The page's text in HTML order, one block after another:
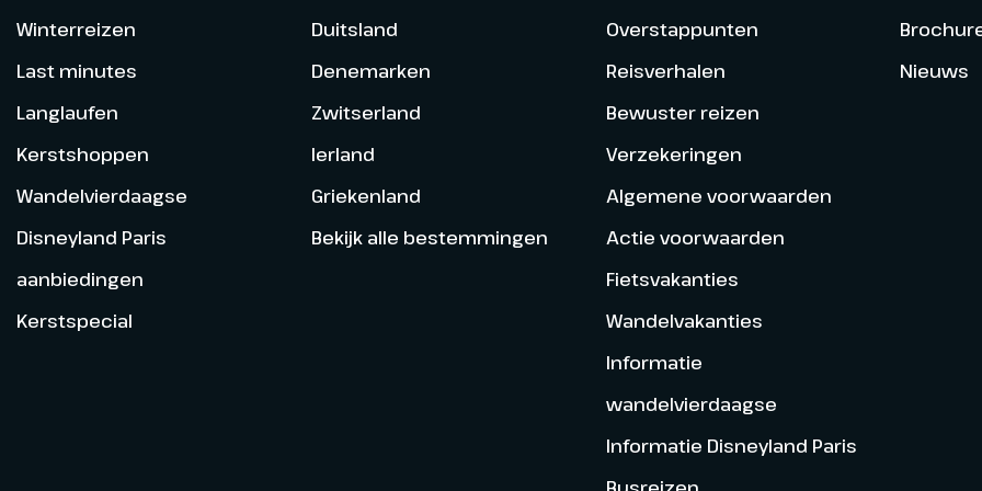
Winterreizen
Last minutes
Langlaufen
Kerstshoppen
Wandelvierdaagse
Disneyland Paris
aanbiedingen
Kerstspecial
Duitsland
Denemarken
Zwitserland
Ierland
Griekenland
Bekijk alle bestemmingen
Overstappunten
Reisverhalen
Bewuster reizen
Verzekeringen
Algemene voorwaarden
Actie voorwaarden
Fietsvakanties
Wandelvakanties
Informatie
wandelvierdaagse
Informatie Disneyland Paris
Nieuws